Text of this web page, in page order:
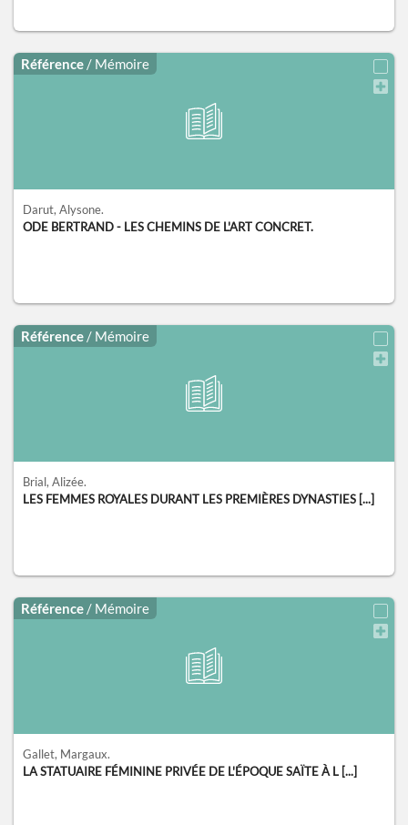
Référence / Mémoire
Darut, Alysone.
ODE BERTRAND - LES CHEMINS DE L'ART CONCRET.
Référence / Mémoire
Brial, Alizée.
LES FEMMES ROYALES DURANT LES PREMIÈRES DYNASTIES [...]
Référence / Mémoire
Gallet, Margaux.
LA STATUAIRE FÉMININE PRIVÉE DE L'ÉPOQUE SAÏTE À L [...]